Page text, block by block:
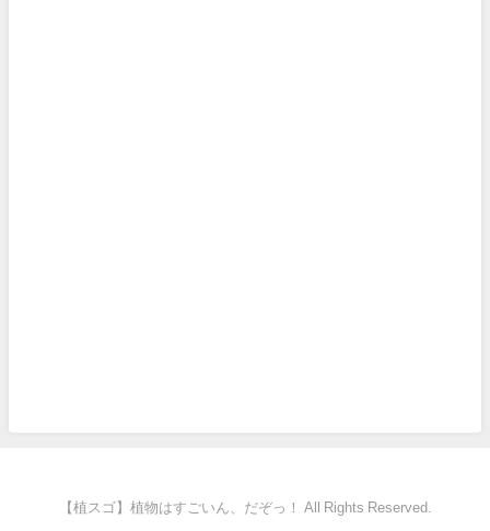
【植スゴ】植物はすごいん、だぞっ！ All Rights Reserved.